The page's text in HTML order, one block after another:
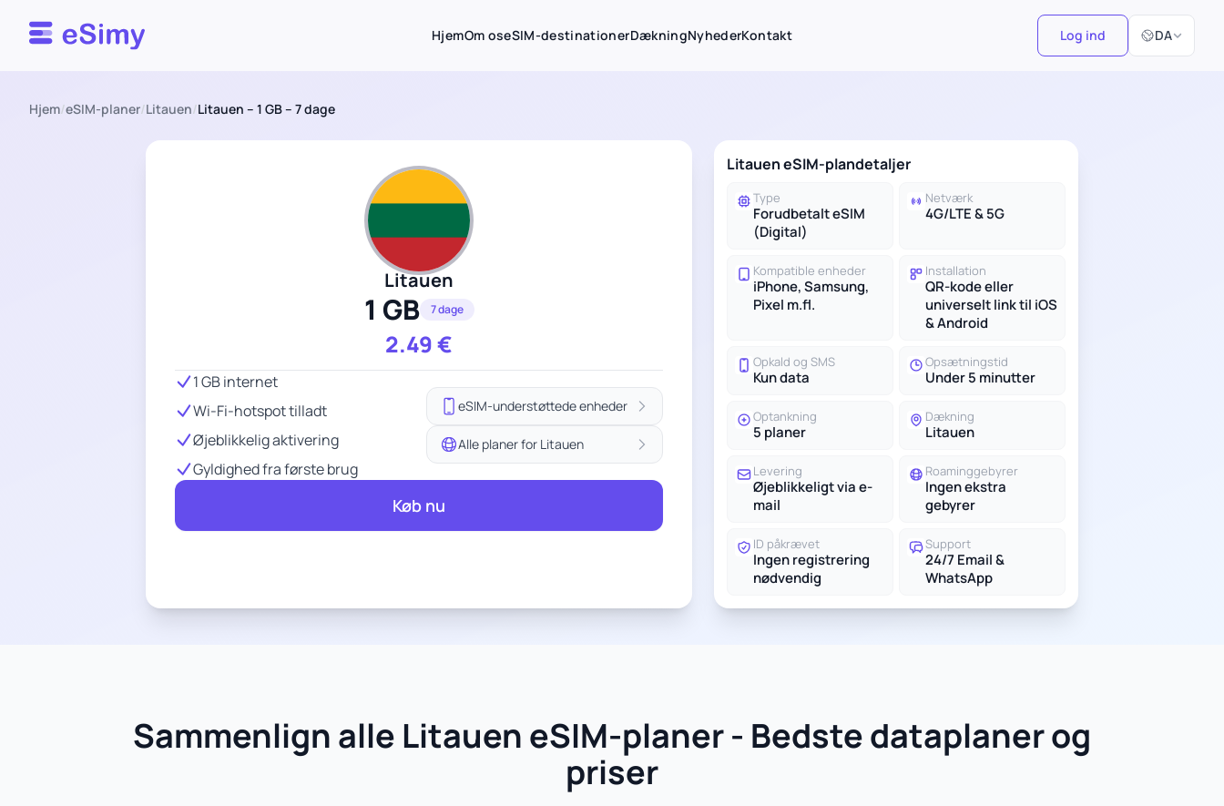
Esimy HjemOm oseSIM-destinationerDækningNyhederKontakt Log ind DA
Vælg sprog
Hjem/eSIM-planer/Litauen/Litauen – 1 GB – 7 dage
Litauen
1 GB 7 dage
2.49€
1 GB internet
Wi-Fi-hotspot tilladt
Øjeblikkelig aktivering
Gyldighed fra første brug
eSIM-understøttede enheder
Alle planer for Litauen
Køb nu
Litauen eSIM-plandetaljer
Type
Forudbetalt eSIM
(Digital)
Netværk
4G/LTE & 5G
Kompatible enheder
iPhone, Samsung,
Pixel m.fl.
Installation
QR-kode eller
universelt link til iOS
& Android
Opkald og SMS
Kun data
Opsætningstid
Under 5 minutter
Optankning
5 planer
Dækning
Litauen
Levering
Øjeblikkeligt via e-
mail
Roaminggebyrer
Ingen ekstra
gebyrer
ID påkrævet
Ingen registrering
nødvendig
Support
24/7 Email &
WhatsApp
Sammenlign alle Litauen eSIM-planer - Bedste dataplaner og
priser